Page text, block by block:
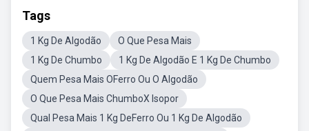
Tags
1 Kg De Algodão
O Que Pesa Mais
1 Kg De Chumbo
1 Kg De Algodão E 1 Kg De Chumbo
Quem Pesa Mais OFerro Ou O Algodão
O Que Pesa Mais ChumboX Isopor
Qual Pesa Mais 1 Kg DeFerro Ou 1 Kg De Algodão